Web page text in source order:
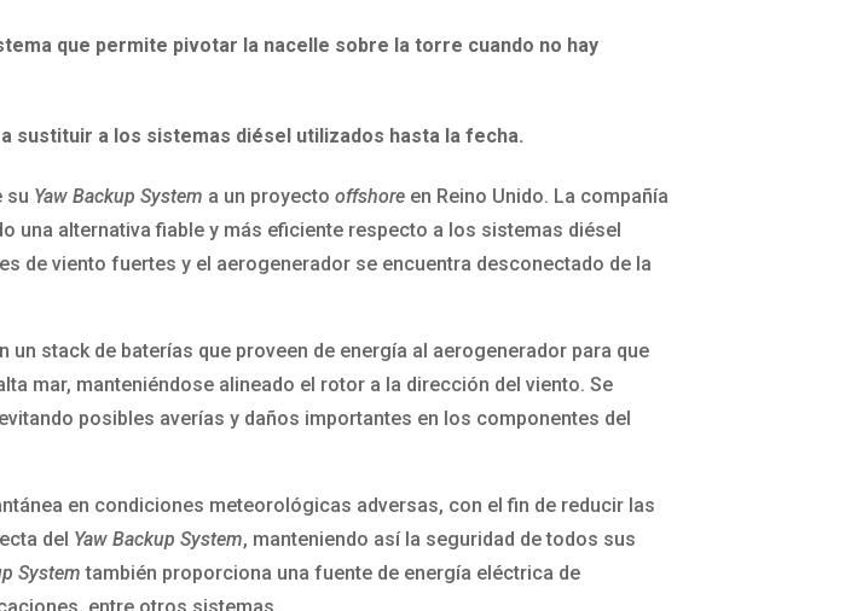
que permite pivotar la nacelle sobre la torre cuando no hay
sustituir a los sistemas diésel utilizados hasta la fecha.
su Yaw Backup System a un proyectooffshore en Reino Unido. La compañía
una alternativa fiable y más eficiente respecto a los sistemas diésel
de viento fuertes y el aerogenerador se encuentra desconectado de la
stack de baterías que proveen de energía al aerogenerador para que
mar, manteniéndose alineado el rotor a la dirección del viento. Se
posibles averías y daños importantes en los componentes del
en condiciones meteorológicas adversas, con el fin de reducir las
del Yaw Backup System, manteniendo así la seguridad de todos sus
System también proporciona una fuente de energía eléctrica de
entre otros sistemas.